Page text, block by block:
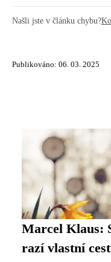
Našli jste v článku chybu?
Publikováno: 06. 03. 2025
Marcel Klaus:
razí vlastní